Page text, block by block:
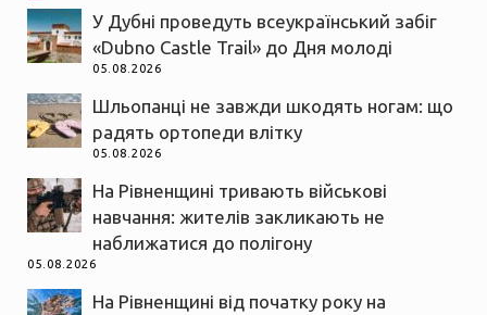
У Дубні проведуть всеукраїнський забіг
«Dubno Castle Trail» до Дня молоді
05.08.2026
Шльопанці не завжди шкодять ногам: що
радять ортопеди влітку
05.08.2026
На Рівненщині тривають військові
навчання: жителів закликають не
наближатися до полігону
05.08.2026
На Рівненщині від початку року на